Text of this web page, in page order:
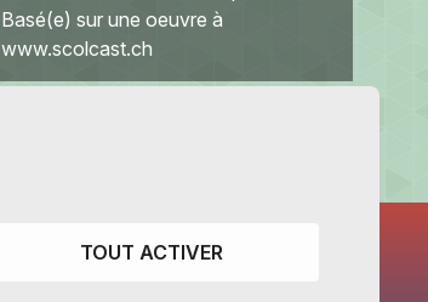
Basé(e) sur une oeuvre à
www.scolcast.ch
TOUT ACTIVER